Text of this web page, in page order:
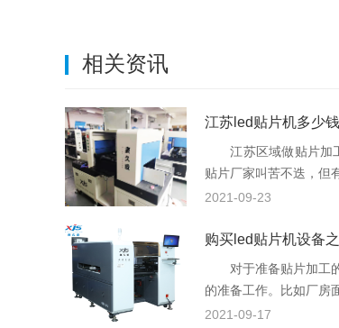
相关资讯
江苏led贴片机多少
江苏区域做贴片加工
贴片厂家叫苦不迭，但
2021-09-23
购买led贴片机设备
对于准备贴片加工的
的准备工作。比如厂房
2021-09-17